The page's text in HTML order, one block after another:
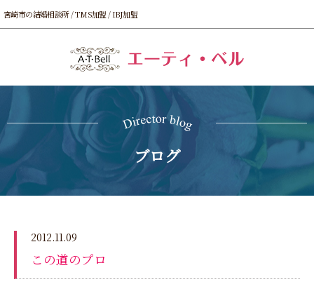
宮崎市の結婚相談所 / TMS加盟 / IBJ加盟
ブログ
2012.11.09
この道のプロ